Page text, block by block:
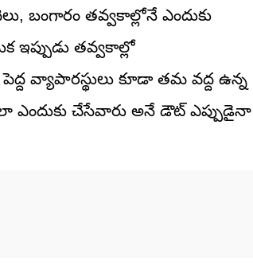
బంగారం తవ్వకాల్లోనే ఎందుకు
తవ్వకాల్లో
వ్యాపారస్థులు కూడా తమ వద్ద ఉన్న
ఎందుకు చేసేవారు అనే డౌట్ ఎప్పుడైనా